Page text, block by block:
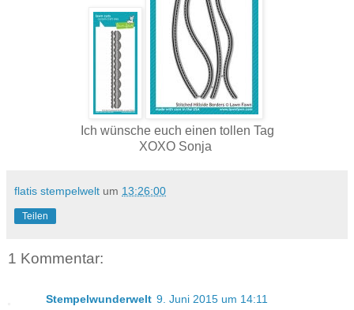
Ich wünsche euch einen tollen Tag
XOXO Sonja
flatis stempelwelt um 13:26:00
Teilen
1 Kommentar:
Stempelwunderwelt 9. Juni 2015 um 14:11